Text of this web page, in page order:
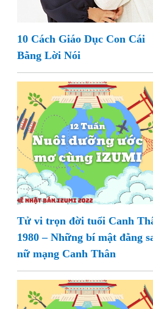
10 Cách Giáo Dục Con Cái
Bằng Lời Nói
Tử vi trọn đời tuổi Canh
1980 – Những bí mật đằng
nữ mạng Canh Thân